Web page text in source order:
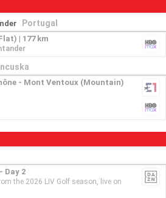
Portugal
| 177 km
- Mont Ventoux (Mountain)
Day 2
the 2026 LIV Golf season, live on